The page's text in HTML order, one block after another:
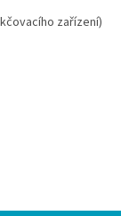
zařízení)